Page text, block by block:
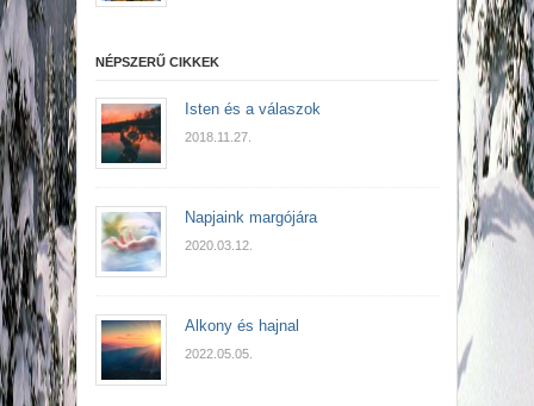
NÉPSZERŰ CIKKEK
Isten és a válaszok
2018.11.27.
Napjaink margójára
2020.03.12.
Alkony és hajnal
2022.05.05.